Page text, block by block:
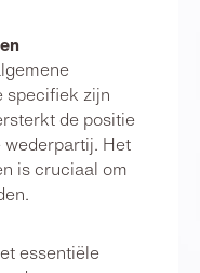
specifiek zijn
de positie
wederpartij. Het
is cruciaal om
essentiële